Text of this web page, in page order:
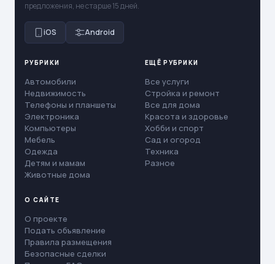
предложения, не старше 15 дней.
iOS Android
РУБРИКИ
Автомобили
Недвижимость
Телефоны и планшеты
Электроника
Компьютеры
Мебель
Одежда
Детям и мамам
Животные дома
ЕЩЁ РУБРИКИ
Все услуги
Стройка и ремонт
Все для дома
Красота и здоровье
Хобби и спорт
Сад и огород
Техника
Разное
О САЙТЕ
О проекте
Подать объявление
Правила размещения
Безопасные сделки